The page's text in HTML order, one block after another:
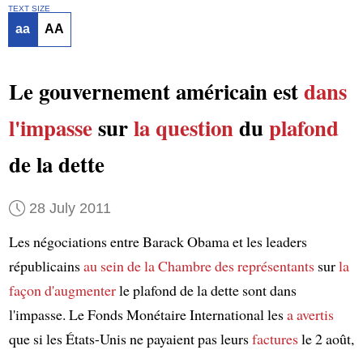
TEXT SIZE
aa AA
Le gouvernement américain estdans
l'impassesurla questionduplafond
de la dette
28 July 2011
Les négociations entre Barack Obama et les leaders
républicainsau sein dela Chambre des représentantssurla
façon d'augmenterle plafond de la dette sont dans
l'impasse. Le Fonds Monétaire International lesa avertis
que si les États-Unis ne payaient pas leursfacturesle 2 août,